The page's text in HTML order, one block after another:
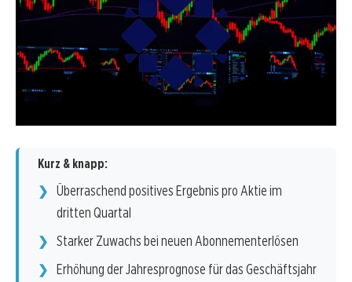
Kurz & knapp:
Überraschend positives Ergebnis pro Aktie im
dritten Quartal
Starker Zuwachs bei neuen Abonnementerlösen
Erhöhung der Jahresprognose für das Geschäftsjahr